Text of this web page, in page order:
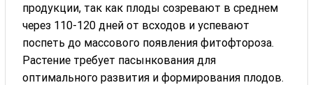
продукции, так как плоды созревают в среднем
через 110-120 дней от всходов и успевают
поспеть до массового появления фитофтороза.
Растение требует пасынкования для
оптимального развития и формирования плодов.